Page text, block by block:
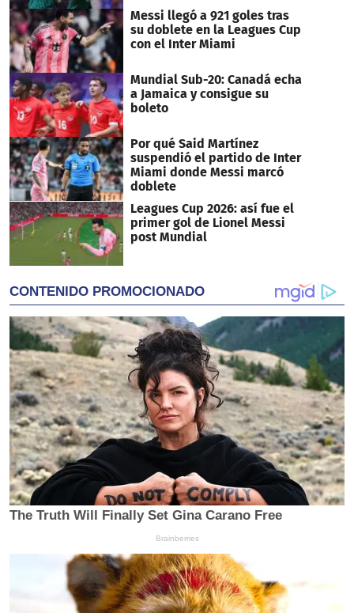
Messi llegó a 921 goles tras
su doblete en la Leagues Cup
con el Inter Miami
Mundial Sub-20: Canadá echa
a Jamaica y consigue su
boleto
Por qué Said Martínez
suspendió el partido de Inter
Miami donde Messi marcó
doblete
Leagues Cup 2026: así fue el
primer gol de Lionel Messi
post Mundial